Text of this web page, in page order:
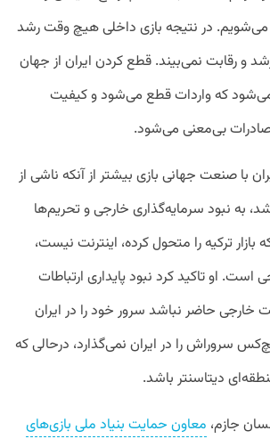
در نتیجه بازی داخلی هیچ وقت رشد
و رقابت نمی‌بیند. قطع کردن ایران از جهان
که واردات قطع می‌شود و کیفیت
بی‌معنی می‌شود.
با صنعت جهانی بازی بیشتر از آنکه ناشی از
به نبود سرمایه‌گذاری خارجی و تحریم‌ها
بازار ترکیه را متحول کرده، اینترنت نیست،
است. او تاکید کرد نبود پایداری ارتباطات
حاضر نباشد سرور خود را در ایران
سروراش را در ایران نمی‌گذارد، درحالی که
دیتاسنتر باشد.
جازم، معاون حمایت بنیاد ملی بازی‌های